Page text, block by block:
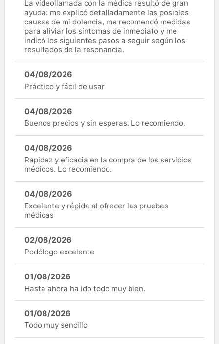
La videollamada con la médica resultó de gran
ayuda: me explicó detalladamente las posibles
causas de mi dolencia, me recomendó medidas
para aliviar los síntomas de inmediato y me
indicó los siguientes pasos a seguir según los
resultados de la resonancia.
04/08/2026
Práctico y fácil de usar
04/08/2026
Buenos precios y sin esperas. Lo recomiendo.
04/08/2026
Rapidez y eficacia en la compra de los servicios
médicos. Lo recomiendo.
04/08/2026
Excelente y rápida al ofrecer las pruebas
médicas
02/08/2026
Podólogo excelente
01/08/2026
Hasta ahora ha ido todo muy bien.
01/08/2026
Todo muy sencillo